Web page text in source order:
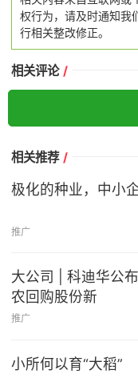
权行为，请及时通知
行相关整改修正。
相关评论 /
相关推荐 /
极化的种业，中小
推广
大公司 | 科迪华公
农回购股份新
推广
小所何以育“大稻”